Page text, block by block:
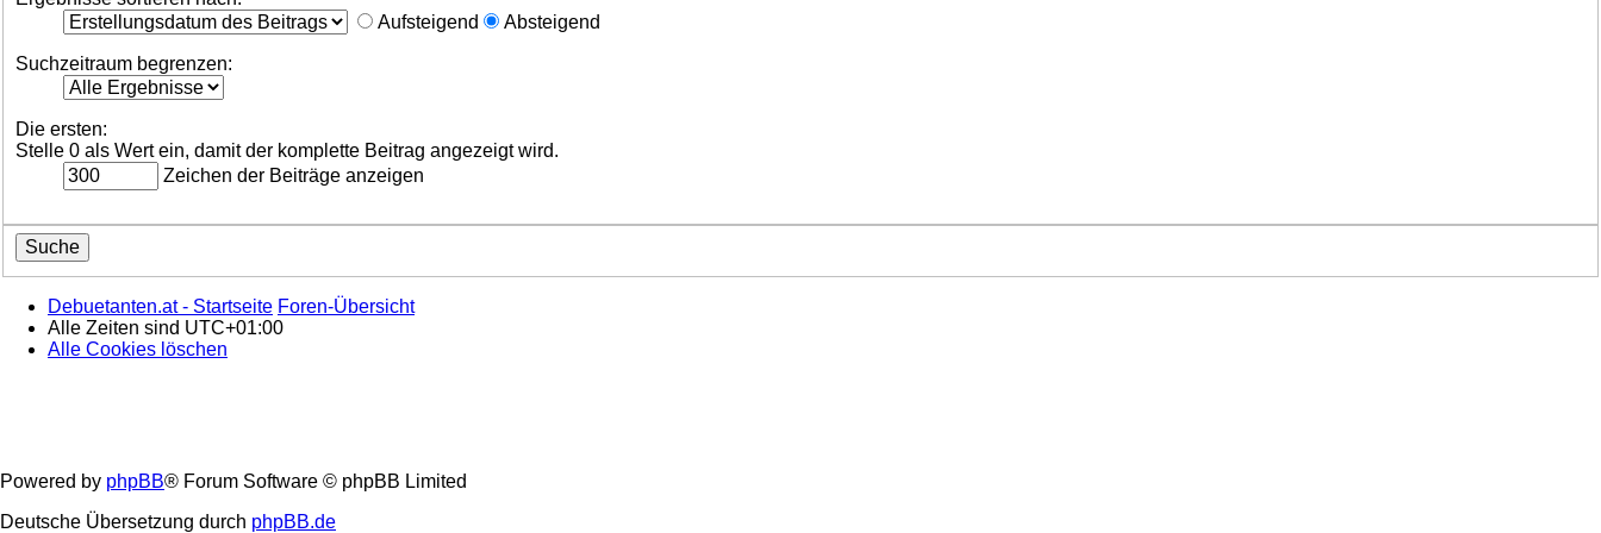
Aufsteigend
Absteigend
Suchzeitraum begrenzen:
Die ersten:
Stelle 0 als Wert ein, damit der komplette Beitrag angezeigt wird.
Zeichen der Beiträge anzeigen
Debuetanten.at - Startseite Foren-Übersicht
Alle Zeiten sind UTC+01:00
Alle Cookies löschen
Powered by phpBB® Forum Software © phpBB Limited
Deutsche Übersetzung durch phpBB.de